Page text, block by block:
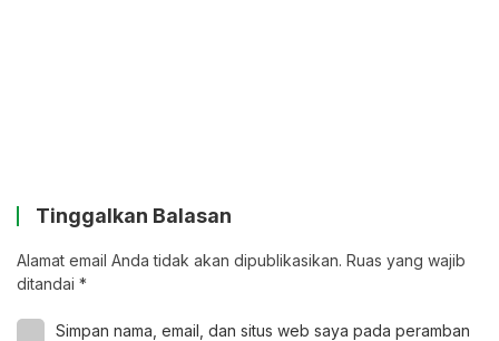
Tinggalkan Balasan
Alamat email Anda tidak akan dipublikasikan. Ruas yang wajib
ditandai *
Simpan nama, email, dan situs web saya pada peramban